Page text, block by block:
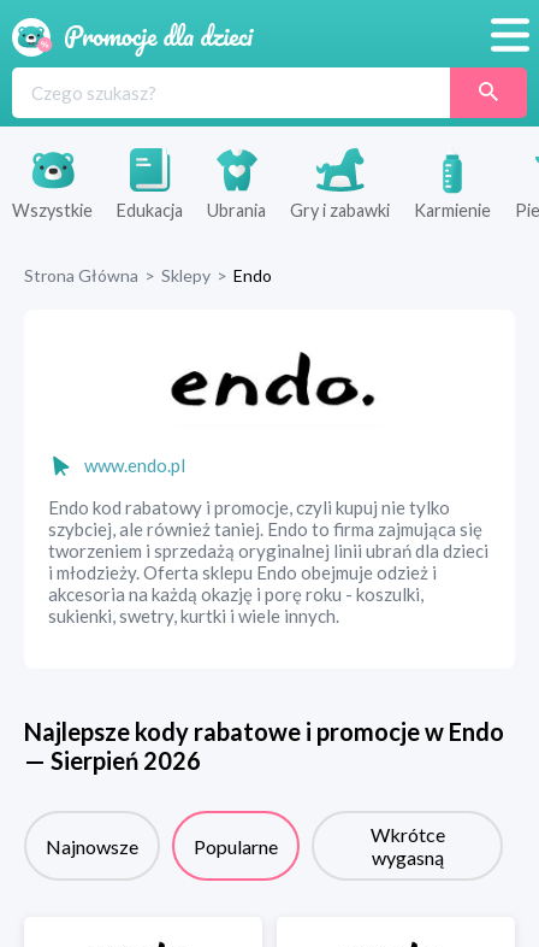
Produkty
Sklepy
Wszystkie Edukacja Ubrania Gry i zabawki Karmienie
Strona Główna > Sklepy > Endo
www.endo.pl
Endo kod rabatowy i promocje, czyli kupuj nie tylko
szybciej, ale również taniej. Endo to firma zajmująca się
tworzeniem i sprzedażą oryginalnej linii ubrań dla dzieci
i młodzieży. Oferta sklepu Endo obejmuje odzież i
akcesoria na każdą okazję i porę roku - koszulki,
sukienki, swetry, kurtki i wiele innych.
Najlepsze kody rabatowe i promocje w Endo
— Sierpień 2026
Najnowsze Popularne
Wkrótce
wygasną